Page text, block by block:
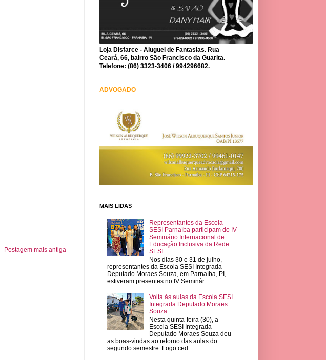
Postagem mais antiga
Loja Disfarce - Aluguel de Fantasias. Rua
Ceará, 66, bairro São Francisco da Guarita.
Telefone: (86) 3323-3406 / 994296682.
ADVOGADO
MAIS LIDAS
Representantes da Escola
SESI Parnaíba participam do IV
Seminário Internacional de
Educação Inclusiva da Rede
SESI
Nos dias 30 e 31 de julho,
representantes da Escola SESI Integrada
Deputado Moraes Souza, em Parnaíba, PI,
estiveram presentes no IV Seminár...
Volta às aulas da Escola SESI
Integrada Deputado Moraes
Souza
Nesta quinta-feira (30), a
Escola SESI Integrada
Deputado Moraes Souza deu
as boas-vindas ao retorno das aulas do
segundo semestre. Logo ced...